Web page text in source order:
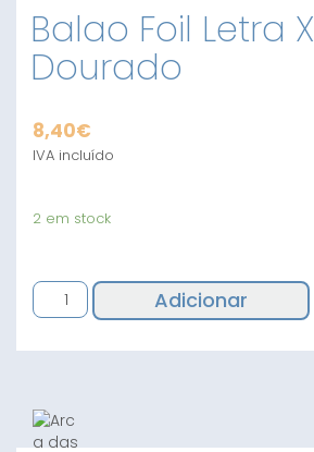
Balao Foil Letra X
Dourado
8,40€
IVA incluído
2 em stock
Quantidade
de
Foil
Dourado
Adicionar